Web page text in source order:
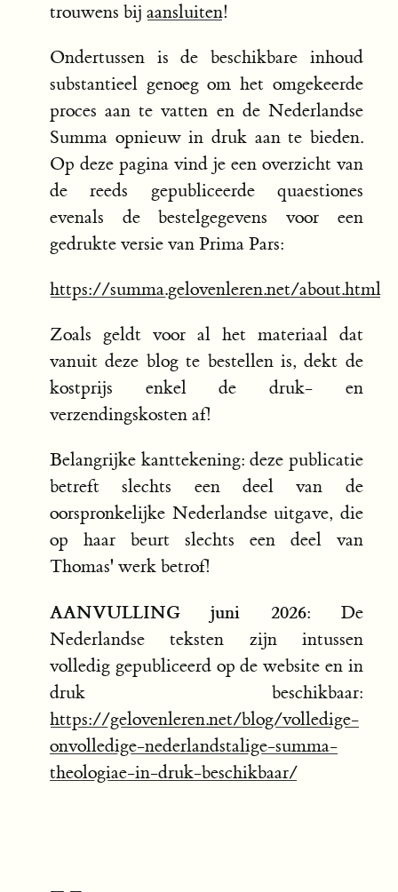
trouwens bij aansluiten!
Ondertussen is de beschikbare inhoud
substantieel genoeg om het omgekeerde
proces aan te vatten en de Nederlandse
Summa opnieuw in druk aan te bieden.
Op deze pagina vind je een overzicht van
de reeds gepubliceerde quaestiones
evenals de bestelgegevens voor een
gedrukte versie van Prima Pars:
https://summa.gelovenleren.net/about.html
Zoals geldt voor al het materiaal dat
vanuit deze blog te bestellen is, dekt de
kostprijs enkel de druk- en
verzendingskosten af!
Belangrijke kanttekening: deze publicatie
betreft slechts een deel van de
oorspronkelijke Nederlandse uitgave, die
op haar beurt slechts een deel van
Thomas' werk betrof!
AANVULLING juni 2026: De
Nederlandse teksten zijn intussen
volledig gepubliceerd op de website en in
druk beschikbaar:
https://gelovenleren.net/blog/volledige-
onvolledige-nederlandstalige-summa-
theologiae-in-druk-beschikbaar/